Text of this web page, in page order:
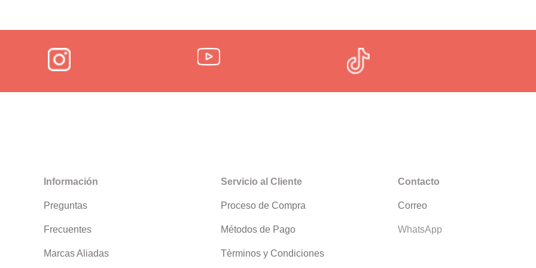
Información
Preguntas
Frecuentes
Marcas Aliadas
Servicio al Cliente
Proceso de Compra
Métodos de Pago
Tèrminos y Condiciones
Contacto
Correo
WhatsApp